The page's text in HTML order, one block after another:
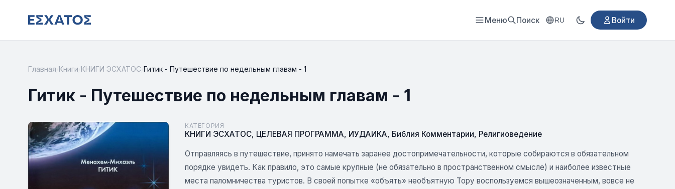
Меню Поиск RU Войти
Главная Книги КНИГИ ЭСХАТОС Гитик - Путешествие по недельным главам - 1
Гитик - Путешествие по недельным главам - 1
КАТЕГОРИЯ
КНИГИ ЭСХАТОС, ЦЕЛЕВАЯ ПРОГРАММА, ИУДАИКА, Библия Комментарии, Религиоведение
Отправляясь в путешествие, принято намечать заранее достопримечательности, которые собираются в обязательном
порядке увидеть. Как правило, это самые крупные (не обязательно в пространственном смысле) и наиболее известные
места паломничества туристов. В своей попытке «объять» необъятную Тору воспользуемся вышеозначенным, вовсе не